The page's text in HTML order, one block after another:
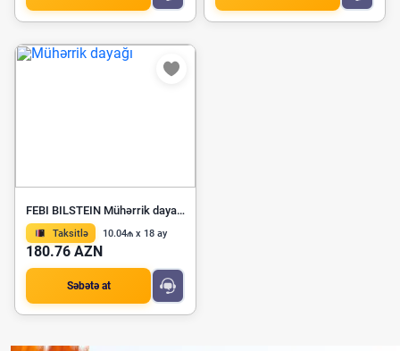
FEBI BILSTEIN Mühərrik dayağı 30628
Taksitlə 10.04₼ x 18 ay
180.76 AZN
Səbətə at